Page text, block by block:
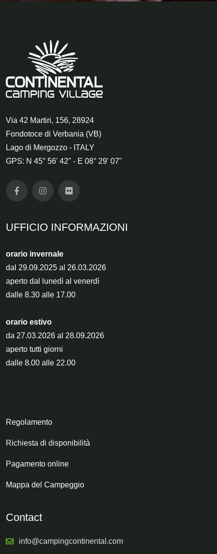
Via 42 Martiri, 156, 28924
Fondotoce di Verbania (VB)
Lago di Mergozzo - ITALY
GPS: N 45° 56' 42" - E 08° 29' 07"
UFFICIO INFORMAZIONI
orario invernale
dal 29.09.2025 al 26.03.2026
aperto dal lunedì al venerdì
dalle 8.30 alle 17.00
orario estivo
da 27.03.2026 al 28.09.2026
aperto tutti giorni
dalle 8.00 alle 22.00
Regolamento
Richiesta di disponibilità
Pagamento online
Mappa del Campeggio
Contact
info@campingcontinental.com